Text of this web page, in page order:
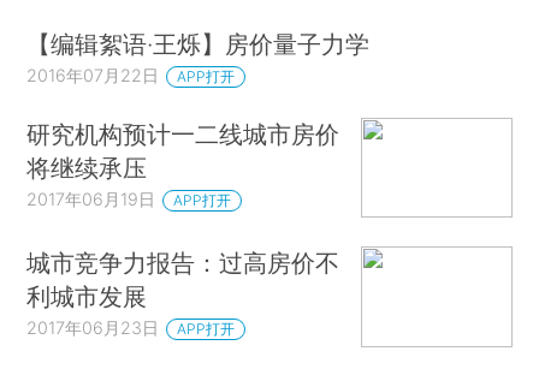
【编辑絮语·王烁】房价量子力学
2016年07月22日 APP打开
研究机构预计一二线城市房价
将继续承压
2017年06月19日 APP打开
城市竞争力报告：过高房价不
利城市发展
2017年06月23日 APP打开